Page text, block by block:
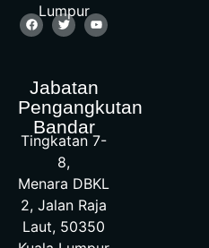
Lumpur
Jabatan
Pengangkutan
Bandar
Tingkatan 7-
8,
Menara DBKL
2, Jalan Raja
Laut, 50350